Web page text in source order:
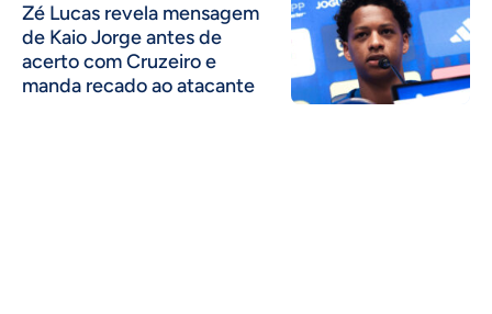
Zé Lucas revela mensagem
de Kaio Jorge antes de
acerto com Cruzeiro e
manda recado ao atacante